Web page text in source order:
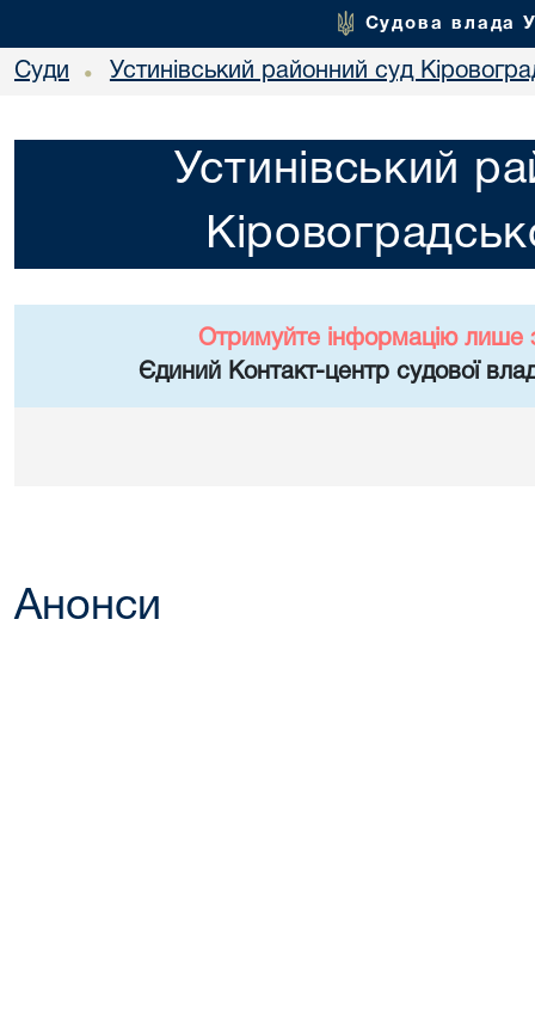
Судова влада
Суди • Устинівський районний суд
Устинівський
Отримуйте інформацію лише
Єдиний Контакт-центр судової
Анонси